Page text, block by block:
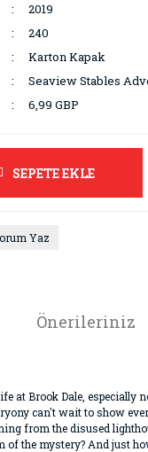
2019
240
Karton Kapak
Seaview Stables
6,99 GBP
SEPETE EKLE
Yaz
Önerileriniz
at Brook Dale, especially
can't wait to show
from the disused
the mystery? And just